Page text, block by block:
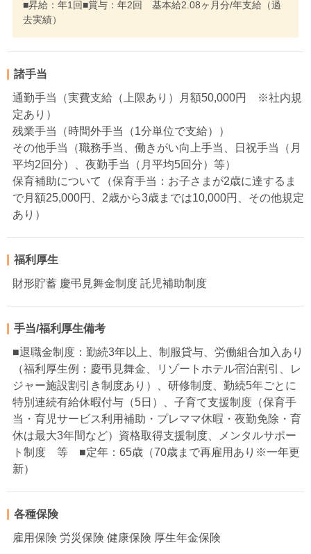
■昇給：年1回■賞与：年2回 基本給2.08ヶ月分/年支給（過
去実績）
諸手当
通勤手当（実費支給（上限あり）月額50,000円 ※社内規
定あり）
残業手当（時間外手当（1分単位で支給））
その他手当（職務手当、働きがい向上手当、日祝手当（月
平均2回分）、夜勤手当（月平均5回分）等）
保育補助について（保育手当：お子さまが2歳に達するま
で月額25,000円、2歳から3歳までは10,000円、その他規定
あり）
福利厚生
財形貯蓄 慶弔見舞金制度 託児補助制度
手当/福利厚生備考
■退職金制度：勤続3年以上、制服貸与、労働組合加入あり
（福利厚生例：慶弔見舞金、リゾートホテル宿泊割引、レ
ジャー施設割引き制度あり）、研修制度、勤続5年ごとに
特別連続有給休暇付与（5日）、子育て支援制度（保育手
当・育児サービス利用補助・プレママ休暇・夜勤免除・育
休は最大3年間など）資格取得支援制度、メンタルサポー
ト制度 等 ■定年：65歳（70歳まで再雇用あり※一年更
新）
各種保険
雇用保険 労災保険 健康保険 厚生年金保険